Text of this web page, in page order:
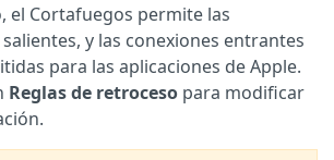
el Cortafuegos permite las
y las conexiones entrantes
para las aplicaciones de Apple.
Reglas de retroceso para modificar